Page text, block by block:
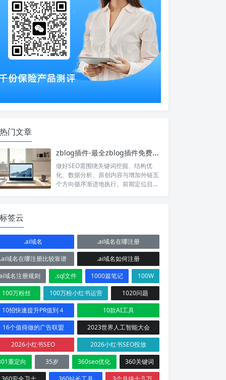
热门文章
zblog插件-最全zblog插件免费下载使用
做好SEO需围绕关键词挖掘、结构优
化、数据分析、原创内容与增加外链五
个方向循序渐进地执行。前期定位目标
伪原创、自动内链、定时发布与跨CMS
批量管理，可高效实现内容更新与SEO
优化。
标签云
.ai域名
.ai域名在哪注册
.ai域名在哪注册比较靠谱
.ai域名如何注册
域名注册规则
.sql文件 1000篇笔记
100W
100万粉丝
100万粉小红书运营
1020问题
10招快速提升PR值到４
10款AI工具
16个值得做的广告联盟
2023世界人工智能大会
2026小红书SEO
2026小红书SEO投放
重定向
35岁 360seo优化
360关键词